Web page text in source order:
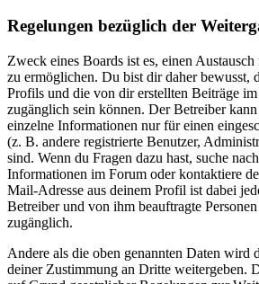
Regelungen bezüglich der
Zweck eines Boards ist es, einen Austausch
zu ermöglichen. Du bist dir daher bewusst,
Profils und die von dir erstellten Beiträge
zugänglich sein können. Der Betreiber
einzelne Informationen nur für einen
(z. B. andere registrierte Benutzer,
sind. Wenn du Fragen dazu hast, suche
Informationen im Forum oder kontaktiere
Mail-Adresse aus deinem Profil ist dabei
Betreiber und von ihm beauftragte
zugänglich.
Andere als die oben genannten Daten wird
deiner Zustimmung an Dritte weitergeben.